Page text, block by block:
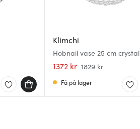
Klimchi
Hobnail vase 25 cm crystal
1372 kr 1829 kr
Få på lager